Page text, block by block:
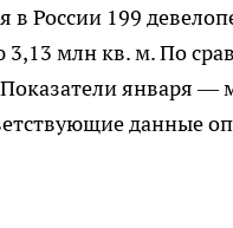
России 199
млн кв. м. По
января —
данные